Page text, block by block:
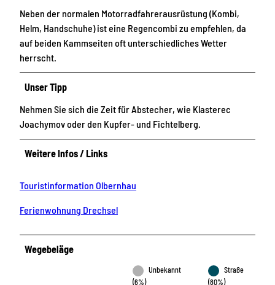
Neben der normalen Motorradfahrerausrüstung (Kombi,
Helm, Handschuhe) ist eine Regencombi zu empfehlen, da
auf beiden Kammseiten oft unterschiedliches Wetter
herrscht.
Unser Tipp
Nehmen Sie sich die Zeit für Abstecher, wie Klasterec
Joachymov oder den Kupfer- und Fichtelberg.
Weitere Infos / Links
Touristinformation Olbernhau
Ferienwohnung Drechsel
Wegebeläge
Unbekannt
(6%)
Straße
(80%)